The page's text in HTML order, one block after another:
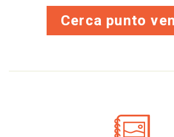
Cerca punto